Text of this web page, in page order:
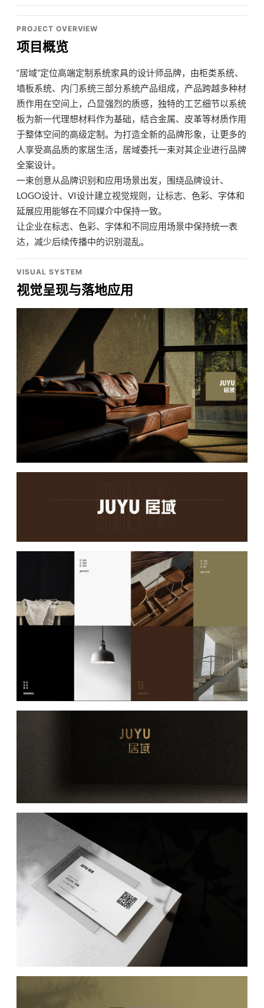
PROJECT OVERVIEW
项目概览
“居域”定位高端定制系统家具的设计师品牌，由柜类系统、
墙板系统、内门系统三部分系统产品组成，产品跨越多种材
质作用在空间上，凸显强烈的质感，独特的工艺细节以系统
板为新一代理想材料作为基础，结合金属、皮革等材质作用
于整体空间的高级定制。为打造全新的品牌形象，让更多的
人享受高品质的家居生活，居域委托一束对其企业进行品牌
全案设计。
一束创意从品牌识别和应用场景出发，围绕品牌设计、
LOGO设计、VI设计建立视觉规则，让标志、色彩、字体和
延展应用能够在不同媒介中保持一致。
让企业在标志、色彩、字体和不同应用场景中保持统一表
达，减少后续传播中的识别混乱。
VISUAL SYSTEM
视觉呈现与落地应用